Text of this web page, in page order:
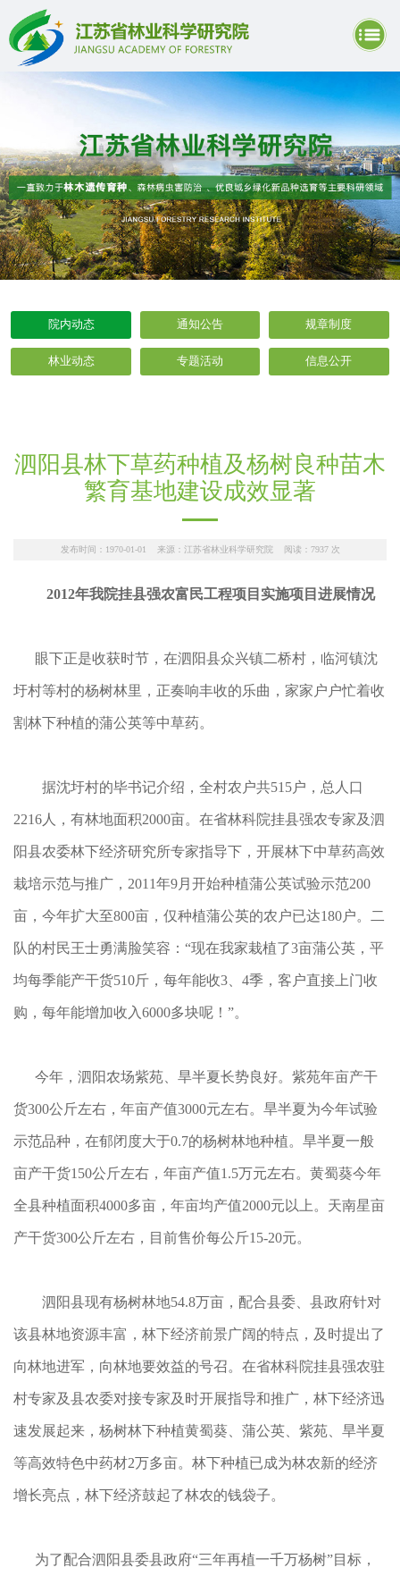
院内动态 通知公告 规章制度
林业动态 专题活动 信息公开
泗阳县林下草药种植及杨树良种苗木
繁育基地建设成效显著
发布时间：1970-01-01 来源：江苏省林业科学研究院 阅读： 7937次
2012年我院挂县强农富民工程项目实施项目进展情况
眼下正是收获时节，在泗阳县众兴镇二桥村，临河镇沈
圩村等村的杨树林里，正奏响丰收的乐曲，家家户户忙着收
割林下种植的蒲公英等中草药。
据沈圩村的毕书记介绍，全村农户共515户，总人口
2216人，有林地面积2000亩。在省林科院挂县强农专家及泗
阳县农委林下经济研究所专家指导下，开展林下中草药高效
栽培示范与推广，2011年9月开始种植蒲公英试验示范200
亩，今年扩大至800亩，仅种植蒲公英的农户已达180户。二
队的村民王士勇满脸笑容：“现在我家栽植了3亩蒲公英，平
均每季能产干货510斤，每年能收3、4季，客户直接上门收
购，每年能增加收入6000多块呢！”。
今年，泗阳农场紫苑、旱半夏长势良好。紫苑年亩产干
货300公斤左右，年亩产值3000元左右。旱半夏为今年试验
示范品种，在郁闭度大于0.7的杨树林地种植。旱半夏一般
亩产干货150公斤左右，年亩产值1.5万元左右。黄蜀葵今年
全县种植面积4000多亩，年亩均产值2000元以上。天南星亩
产干货300公斤左右，目前售价每公斤15-20元。
泗阳县现有杨树林地54.8万亩，配合县委、县政府针对
该县林地资源丰富，林下经济前景广阔的特点，及时提出了
向林地进军，向林地要效益的号召。在省林科院挂县强农驻
村专家及县农委对接专家及时开展指导和推广，林下经济迅
速发展起来，杨树林下种植黄蜀葵、蒲公英、紫苑、旱半夏
等高效特色中药材2万多亩。林下种植已成为林农新的经济
增长亮点，林下经济鼓起了林农的钱袋子。
为了配合泗阳县委县政府“三年再植一千万杨树”目标，